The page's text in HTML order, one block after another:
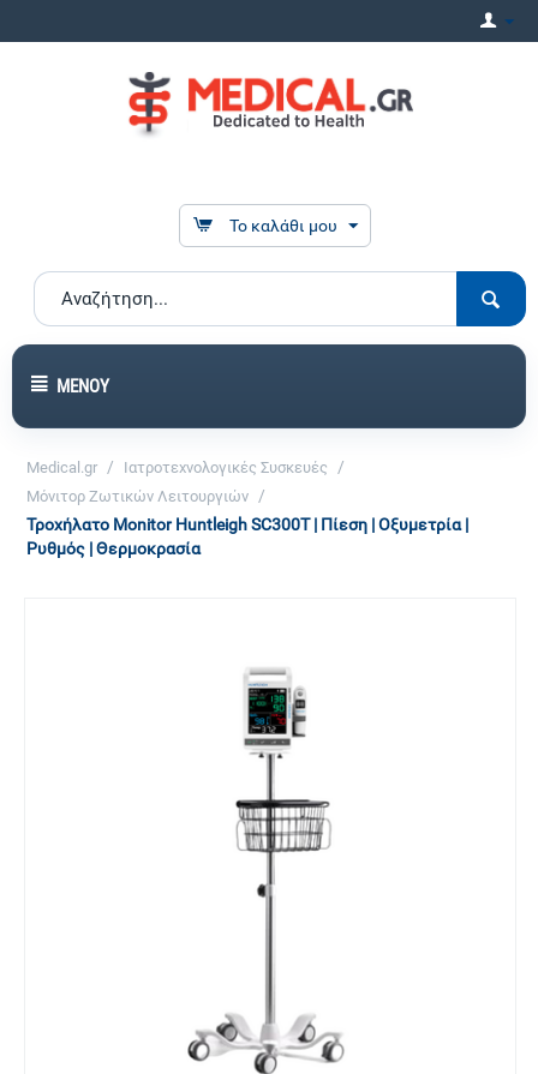
Το καλάθι μου
ΜΕΝΟΎ
Medical.gr / Ιατροτεχνολογικές Συσκευές /
Μόνιτορ Ζωτικών Λειτουργιών /
Τροχήλατο Monitor Huntleigh SC300T | Πίεση | Οξυμετρία |
Ρυθμός | Θερμοκρασία